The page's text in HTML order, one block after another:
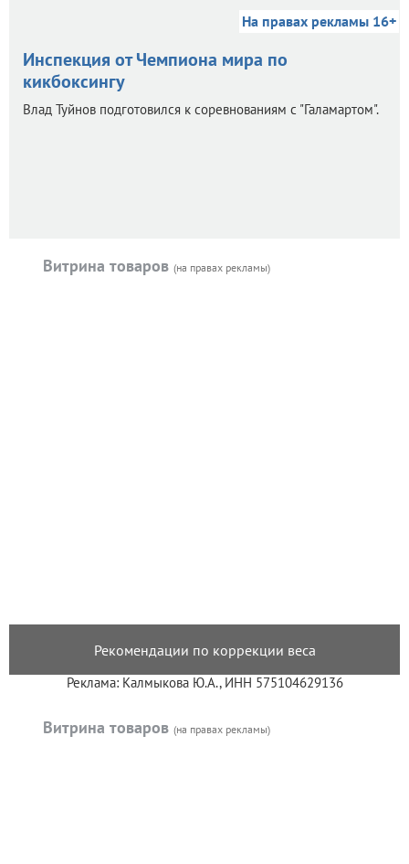
На правах рекламы 16+
Инспекция от Чемпиона мира по
кикбоксингу
Влад Туйнов подготовился к соревнованиям с "Галамартом".
Витрина товаров (на правах рекламы)
Рекомендации по коррекции веса
Реклама: Калмыкова Ю.А., ИНН 575104629136
Витрина товаров (на правах рекламы)